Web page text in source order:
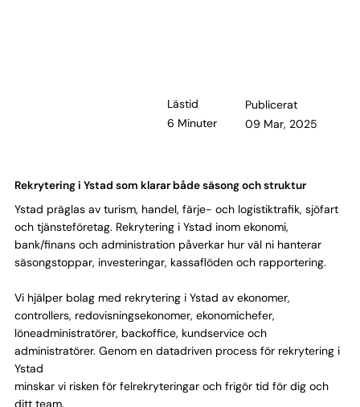
Lästid
6 Minuter
Publicerat
09 Mar, 2025
Rekrytering i Ystad som klarar både säsong och struktur
Ystad präglas av turism, handel, färje- och logistiktrafik, sjöfart
och tjänsteföretag. Rekrytering i Ystad inom ekonomi,
bank/finans och administration påverkar hur väl ni hanterar
säsongstoppar, investeringar, kassaflöden och rapportering.
Vi hjälper bolag med rekrytering i Ystad av ekonomer,
controllers, redovisningsekonomer, ekonomichefer,
löneadministratörer, backoffice, kundservice och
administratörer. Genom en datadriven process för rekrytering i
Ystad
minskar vi risken för felrekryteringar och frigör tid för dig och
ditt team.